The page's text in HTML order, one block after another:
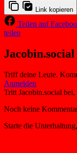
Link kopieren
Teilen auf
teilen
Jacobin.social
Triff deine Leute.